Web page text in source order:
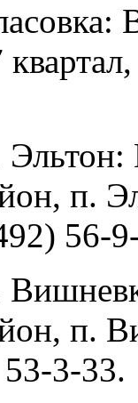
п.
56-
п.
3-33.